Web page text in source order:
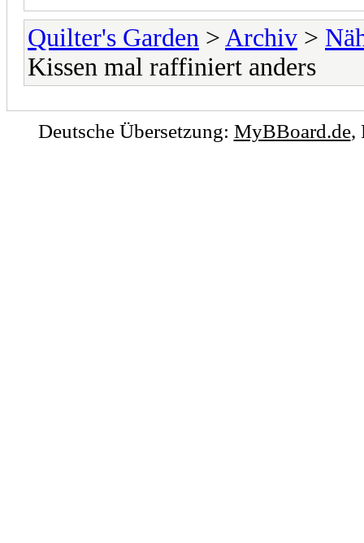
Quilter's Garden > Archiv >
Kissen mal raffiniert anders
Deutsche Übersetzung: MyBBoard.de,